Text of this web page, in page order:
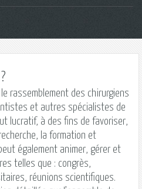
rassemblement des chirurgiens
et autres spécialistes de
lucratif, à des fins de favoriser,
la formation et
également animer, gérer et
telles que : congrès,
réunions scientifiques.